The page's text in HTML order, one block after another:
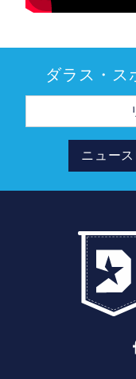
ダラス・ス
メ
ル
ニュー